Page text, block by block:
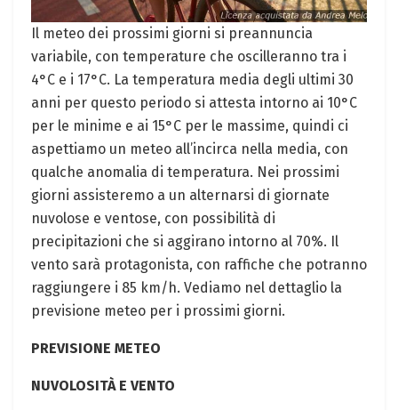
Il meteo dei prossimi giorni si preannuncia
variabile, con temperature che oscilleranno tra i
4°C e i 17°C. La temperatura media degli ultimi 30
anni per questo periodo si attesta intorno ai 10°C
per le minime e ai 15°C per le massime, quindi ci
aspettiamo un meteo all’incirca nella media, con
qualche anomalia di temperatura. Nei prossimi
giorni assisteremo a un alternarsi di giornate
nuvolose e ventose, con possibilità di
precipitazioni che si aggirano intorno al 70%. Il
vento sarà protagonista, con raffiche che potranno
raggiungere i 85 km/h. Vediamo nel dettaglio la
previsione meteo per i prossimi giorni.
PREVISIONE METEO
NUVOLOSITÀ E VENTO